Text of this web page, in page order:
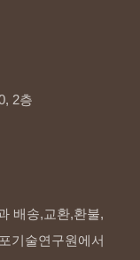
2층
배송,교환,환불,
기술연구원에서